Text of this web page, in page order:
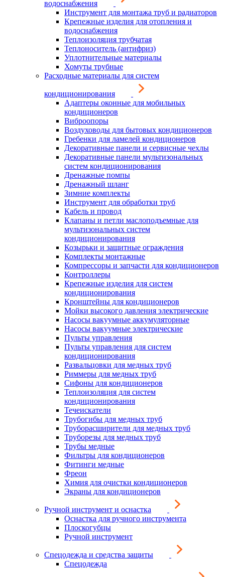
водоснабжения
Инструмент для монтажа труб и радиаторов
Крепежные изделия для отопления и
водоснабжения
Теплоизоляция трубчатая
Теплоноситель (антифриз)
Уплотнительные материалы
Хомуты трубные
Расходные материалы для систем
кондиционирования
Адаптеры оконные для мобильных
кондиционеров
Виброопоры
Воздуховоды для бытовых кондиционеров
Гребенки для ламелей кондиционеров
Декоративные панели и сервисные чехлы
Декоративные панели мультизональных
систем кондиционирования
Дренажные помпы
Дренажный шланг
Зимние комплекты
Инструмент для обработки труб
Кабель и провод
Клапаны и петли маслоподъемные для
мультизональных систем
кондиционирования
Козырьки и защитные ограждения
Комплекты монтажные
Компрессоры и запчасти для кондиционеров
Контроллеры
Крепежные изделия для систем
кондиционирования
Кронштейны для кондиционеров
Мойки высокого давления электрические
Насосы вакуумные аккумуляторные
Насосы вакуумные электрические
Пульты управления
Пульты управления для систем
кондиционирования
Развальцовки для медных труб
Риммеры для медных труб
Сифоны для кондиционеров
Теплоизоляция для систем
кондиционирования
Течеискатели
Трубогибы для медных труб
Труборасширители для медных труб
Труборезы для медных труб
Трубы медные
Фильтры для кондиционеров
Фитинги медные
Фреон
Химия для очистки кондиционеров
Экраны для кондиционеров
Ручной инструмент и оснастка
Оснастка для ручного инструмента
Плоскогубцы
Ручной инструмент
Спецодежда и средства защиты
Спецодежда